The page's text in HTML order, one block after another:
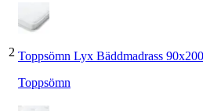
2 Toppsömn Lyx Bäddmadrass
Toppsömn